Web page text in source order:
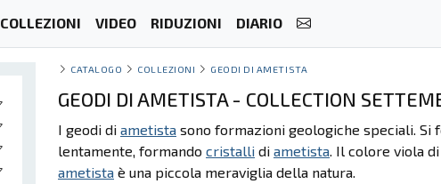
COLLEZIONI VIDEO RIDUZIONI DIARIO
CATALOGO COLLEZIONI GEODI DI AMETISTA
GEODI DI AMETISTA - COLLECTION
I geodi di ametista sono formazioni geologiche speciali. Si
lentamente, formando cristalli di ametista. Il colore viola
ametista è una piccola meraviglia della natura.